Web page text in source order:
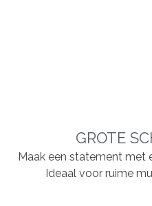
GROTE
Maak een statement met
Ideaal voor ruime